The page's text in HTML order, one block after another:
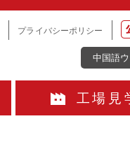
プライバシーポリシー
中国語
工場見